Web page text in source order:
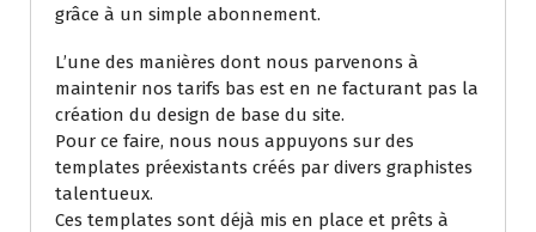
grâce à un simple abonnement.
L’une des manières dont nous parvenons à
maintenir nos tarifs bas est en ne facturant pas la
création du design de base du site.
Pour ce faire, nous nous appuyons sur des
templates préexistants créés par divers graphistes
talentueux.
Ces templates sont déjà mis en place et prêts à